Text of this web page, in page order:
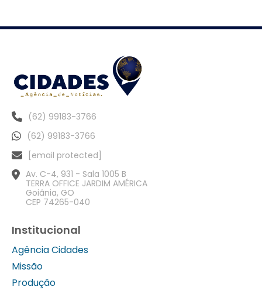
(62) 99183-3766
(62) 99183-3766
[email protected]
Av. C-4, 931 - Sala 1005 B
TERRA OFFICE JARDIM AMÉRICA
Goiânia, GO
CEP 74265-040
Institucional
Agência Cidades
Missão
Produção